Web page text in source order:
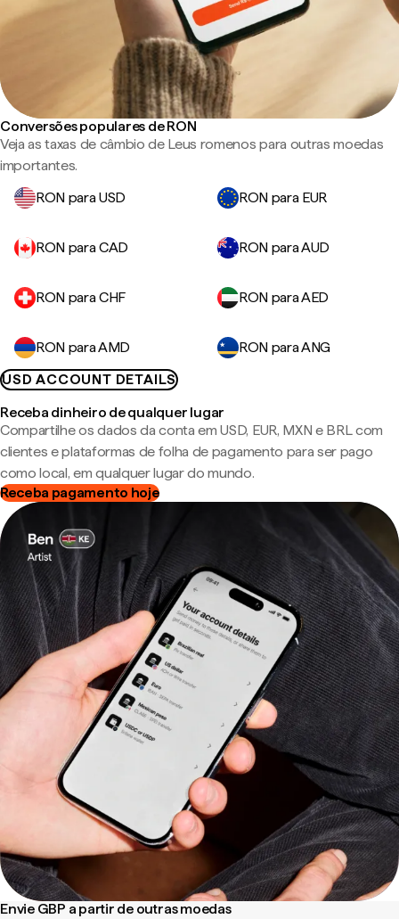
Conversões populares de RON
Veja as taxas de câmbio de Leus romenos para outras moedas
importantes.
RON para USD
RON para EUR
RON para CAD RON para AUD
RON para CHF RON para AED
RON para AMD
RON para ANG
USD ACCOUNT DETAILS
Receba dinheiro de qualquer lugar
Compartilhe os dados da conta em USD, EUR, MXN e BRL com
clientes e plataformas de folha de pagamento para ser pago
como local, em qualquer lugar do mundo.
Receba pagamento hoje
Envie GBP a partir de outras moedas